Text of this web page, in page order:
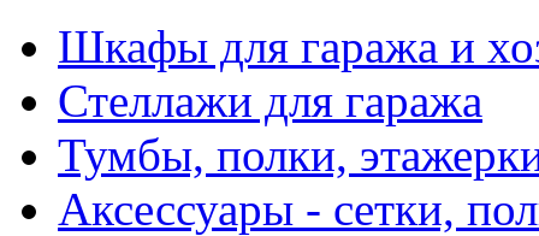
Шкафы для гаража и
Стеллажи для гаража
Тумбы, полки,
Аксессуары - сетки,